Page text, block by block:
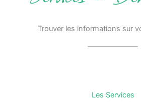
Trouver les informations sur
Les Services